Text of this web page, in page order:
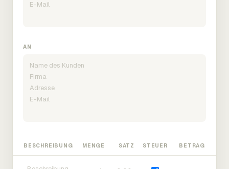
AN
BESCHREIBUNG MENGE SATZ STEUER BETRAG